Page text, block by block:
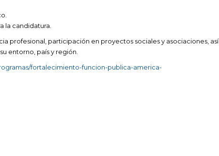
la candidatura.
profesional, participación en proyectos sociales y asociaciones, así
entorno, país y región.
fortalecimiento-funcion-publica-america-